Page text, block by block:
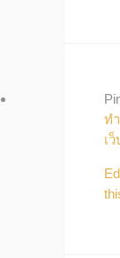
ทำ
เ